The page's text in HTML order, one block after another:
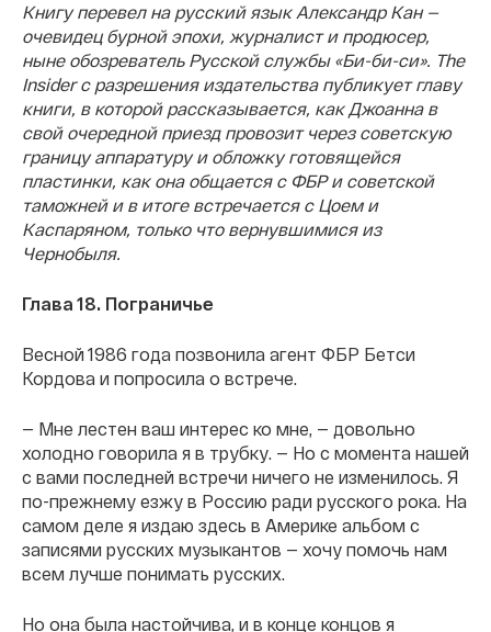
Книгу перевел на русский язык Александр Кан —
очевидец бурной эпохи, журналист и продюсер,
ныне обозреватель Русской службы «Би-би-си». The
Insider с разрешения издательства публикует главу
книги, в которой рассказывается, как Джоанна в
свой очередной приезд провозит через советскую
границу аппаратуру и обложку готовящейся
пластинки, как она общается с ФБР и советской
таможней и в итоге встречается с Цоем и
Каспаряном, только что вернувшимися из
Чернобыля.
Глава 18. Пограничье
Весной 1986 года позвонила агент ФБР Бетси
Кордова и попросила о встрече.
— Мне лестен ваш интерес ко мне, — довольно
холодно говорила я в трубку. — Но с момента нашей
с вами последней встречи ничего не изменилось. Я
по-прежнему езжу в Россию ради русского рока. На
самом деле я издаю здесь в Америке альбом с
записями русских музыкантов — хочу помочь нам
всем лучше понимать русских.
Но она была настойчива, и в конце концов я